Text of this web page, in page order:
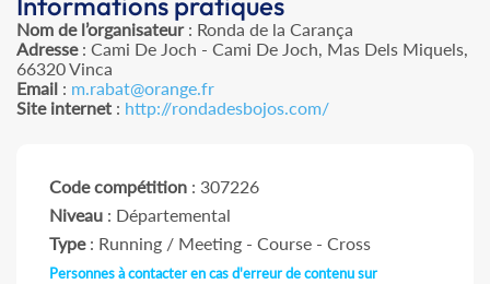
Nom de l’organisateur: Ronda de la Carança
Adresse: Cami De Joch - Cami De Joch, Mas Dels Miquels,
66320 Vinca
Email : m.rabat@orange.fr
Site internet : http://rondadesbojos.com/
Code compétition : 307226
Niveau : Départemental
Type: Running / Meeting - Course - Cross
Personnes à contacter en cas d'erreur de contenu sur